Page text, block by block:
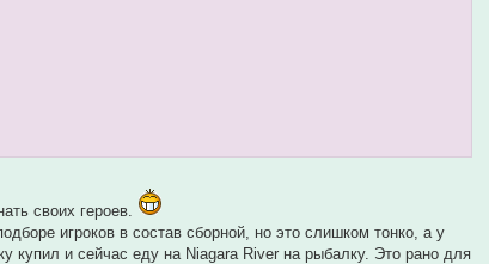
своих героев.
игроков в состав сборной, но это слишком тонко, а у
купил и сейчас еду на Niagara River на рыбалку. Это рано для